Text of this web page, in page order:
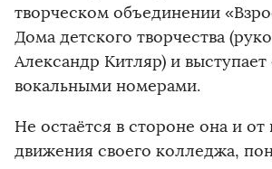
творческом объединении
Дома детского творчества
Александр Китляр) и
вокальными номерами.
Не остаётся в стороне она и от
движения своего колледжа,